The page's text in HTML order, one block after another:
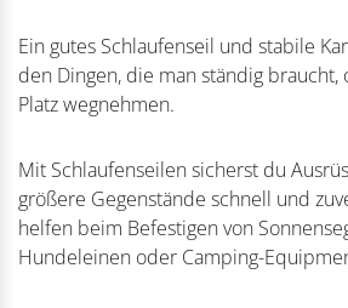
Ein gutes Schlaufenseil und stabile
den Dingen, die man ständig braucht,
Platz wegnehmen.
Mit Schlaufenseilen sicherst du
größere Gegenstände schnell und
helfen beim Befestigen von
Hundeleinen oder Camping-